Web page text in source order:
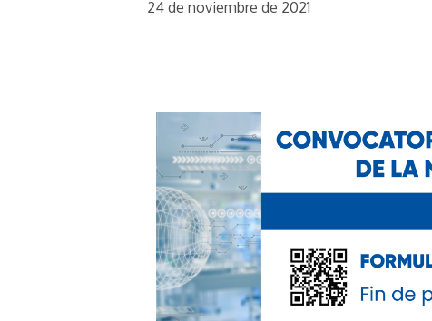
24 de noviembre de 2021